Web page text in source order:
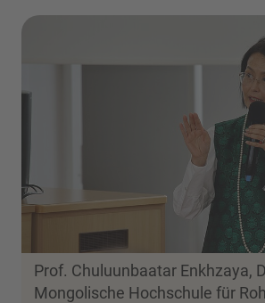
Prof. Chuluunbaatar Enkhzaya,
Mongolische Hochschule für